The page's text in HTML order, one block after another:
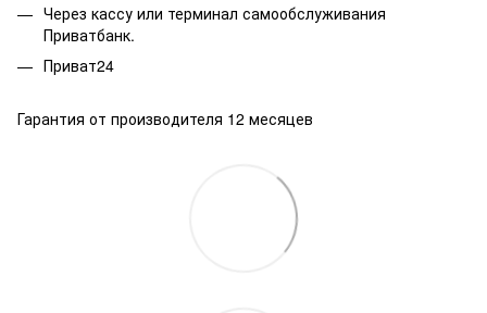
Через кассу или терминал самообслуживания
Приватбанк.
Приват24
Гарантия от производителя 12 месяцев